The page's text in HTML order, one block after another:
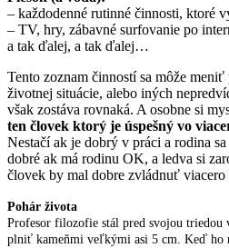
– každodenné rutinné činnosti, ktoré
– TV, hry, zábavné surfovanie po
a tak ďalej, a tak ďalej…
Tento zoznam činností sa môže
životnej situácie, alebo iných
však zostáva rovnaká. A osobne si
ten človek ktorý je úspešný vo
Nestačí ak je dobrý v práci a rodina
dobré ak má rodinu OK, a ledva si
človek by mal dobre zvládnuť
Pohár života
Profesor filozofie stál pred svojou triedou
plniť kameňmi veľkými asi 5 cm. Keď ho